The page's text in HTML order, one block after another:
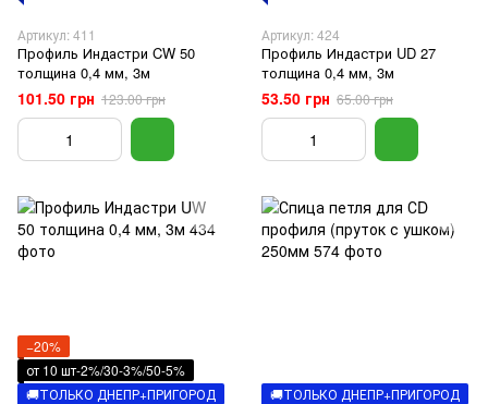
Артикул: 411
Профиль Индастри CW 50
толщина 0,4 мм, 3м
101.50 грн 123.00 грн
Артикул: 424
Профиль Индастри UD 27
толщина 0,4 мм, 3м
53.50 грн 65.00 грн
−20%
от 10 шт-2%/30-3%/50-5%
🚚ТОЛЬКО ДНЕПР+ПРИГОРОД
🚚ТОЛЬКО ДНЕПР+ПРИГОРОД